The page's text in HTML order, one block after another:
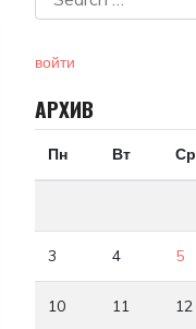
войти
АРХИВ
Пн Вт Ср
3 4 5
10 11 12